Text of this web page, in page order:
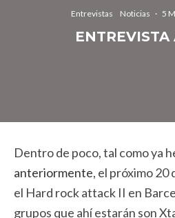
Entrevistas Noticias · 5
ENTREVISTA
Dentro de poco, tal como ya
anteriormente, el próximo 20
el Hard rock attack II en
grupos que ahí estarán son